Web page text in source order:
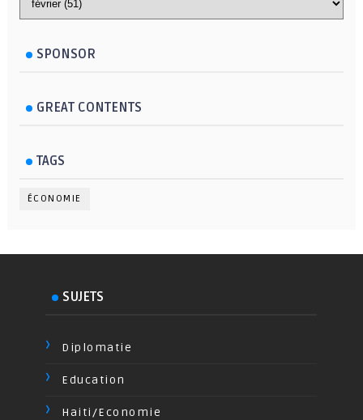
SPONSOR
GREAT CONTENTS
TAGS
ÉCONOMIE
SUJETS
Diplomatie
Education
Haiti/Economie